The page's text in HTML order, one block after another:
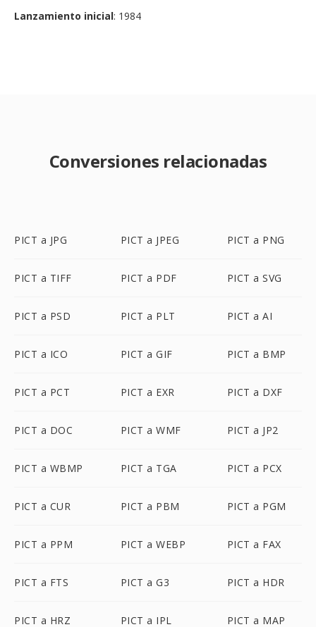
Lanzamiento inicial: 1984
Conversiones relacionadas
PICT a JPG PICT a JPEG PICT a PNG
PICT a TIFF PICT a PDF PICT a SVG
PICT a PSD PICT a PLT PICT a AI
PICT a ICO PICT a GIF PICT a BMP
PICT a PCT PICT a EXR PICT a DXF
PICT a DOC PICT a WMF PICT a JP2
PICT a WBMP PICT a TGA PICT a PCX
PICT a CUR PICT a PBM PICT a PGM
PICT a PPM PICT a WEBP PICT a FAX
PICT a FTS PICT a G3 PICT a HDR
PICT a HRZ PICT a IPL PICT a MAP